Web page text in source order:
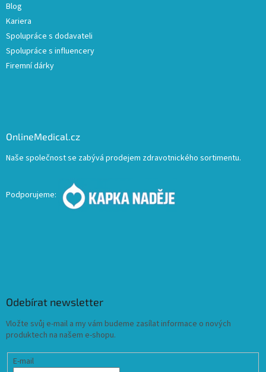
Blog
Kariera
Spolupráce s dodavateli
Spolupráce s influencery
Firemní dárky
OnlineMedical.cz
Naše společnost se zabývá prodejem zdravotnického sortimentu.
Podporujeme:
Odebírat newsletter
Vložte svůj e-mail a my vám budeme zasílat informace o nových
produktech na našem e-shopu.
E-mail